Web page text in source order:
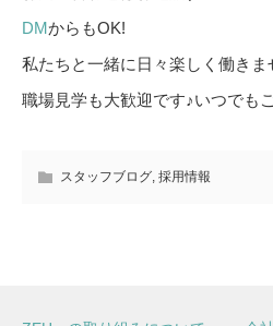
DMからもOK!
私たちと一緒に日々楽しく働きま
職場見学も大歓迎です♪いつでも
スタッフブログ 採用情報